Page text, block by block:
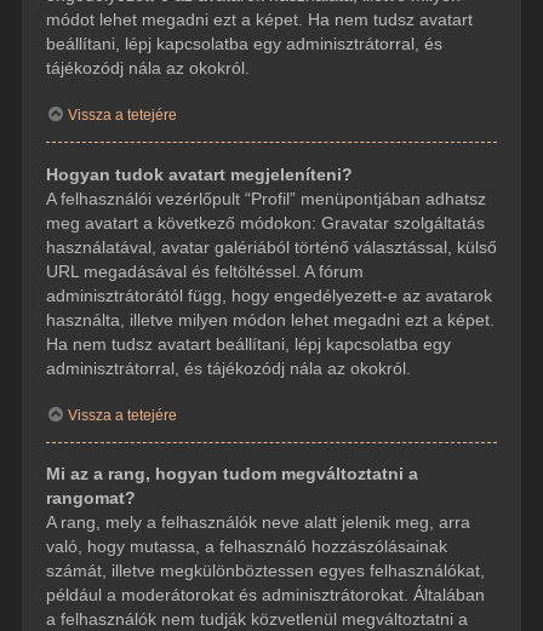
módot lehet megadni ezt a képet. Ha nem tudsz avatart
beállítani, lépj kapcsolatba egy adminisztrátorral, és
tájékozódj nála az okokról.
Vissza a tetejére
Hogyan tudok avatart megjeleníteni?
A felhasználói vezérlőpult “Profil” menüpontjában adhatsz
meg avatart a következő módokon: Gravatar szolgáltatás
használatával, avatar galériából történő választással, külső
URL megadásával és feltöltéssel. A fórum
adminisztrátorától függ, hogy engedélyezett-e az avatarok
használta, illetve milyen módon lehet megadni ezt a képet.
Ha nem tudsz avatart beállítani, lépj kapcsolatba egy
adminisztrátorral, és tájékozódj nála az okokról.
Vissza a tetejére
Mi az a rang, hogyan tudom megváltoztatni a
rangomat?
A rang, mely a felhasználók neve alatt jelenik meg, arra
való, hogy mutassa, a felhasználó hozzászólásainak
számát, illetve megkülönböztessen egyes felhasználókat,
például a moderátorokat és adminisztrátorokat. Általában
a felhasználók nem tudják közvetlenül megváltoztatni a